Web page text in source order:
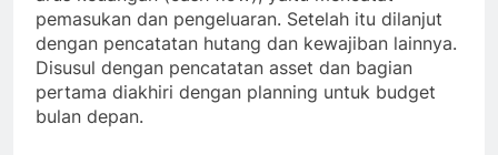
pemasukan dan pengeluaran. Setelah itu dilanjut
dengan pencatatan hutang dan kewajiban lainnya.
Disusul dengan pencatatan asset dan bagian
pertama diakhiri dengan planning untuk budget
bulan depan.